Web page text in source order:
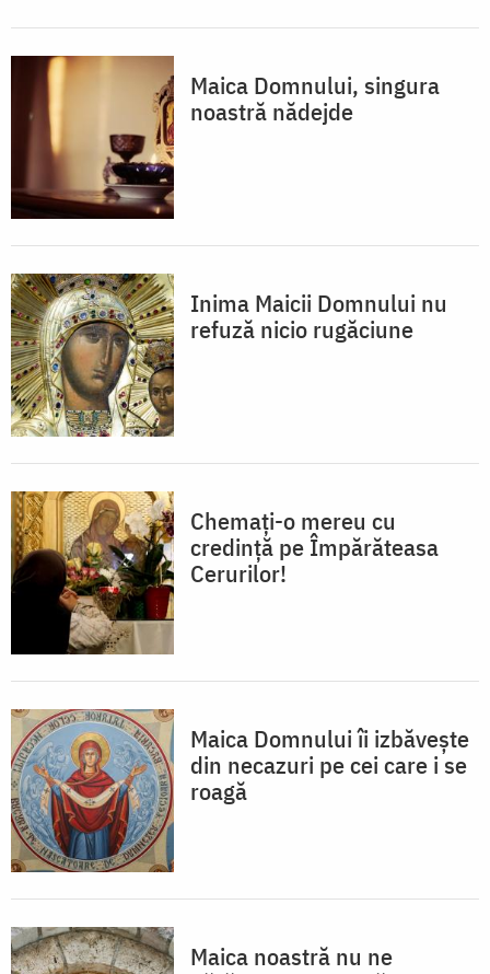
Maica Domnului, singura
noastră nădejde
Inima Maicii Domnului nu
refuză nicio rugăciune
Chemați-o mereu cu
credință pe Împărăteasa
Cerurilor!
Maica Domnului îi izbăvește
din necazuri pe cei care i se
roagă
Maica noastră nu ne